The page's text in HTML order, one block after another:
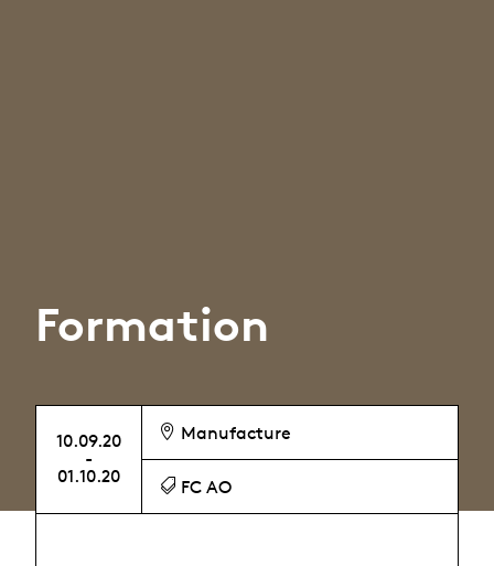
Formation
10.09.20
-
01.10.20
Manufacture
FC AO